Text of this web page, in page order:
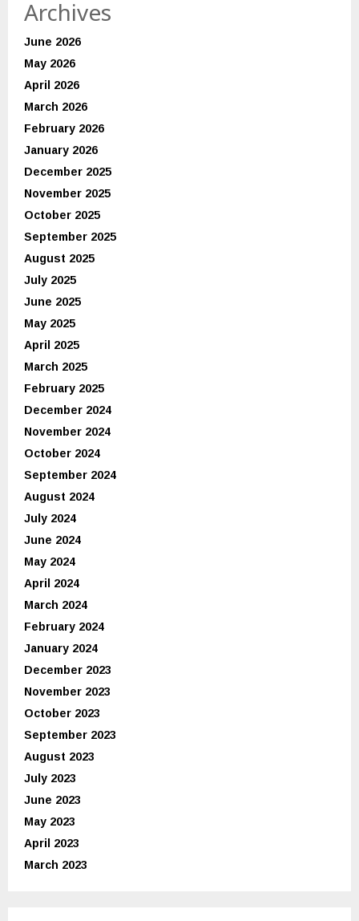
Archives
June 2026
May 2026
April 2026
March 2026
February 2026
January 2026
December 2025
November 2025
October 2025
September 2025
August 2025
July 2025
June 2025
May 2025
April 2025
March 2025
February 2025
December 2024
November 2024
October 2024
September 2024
August 2024
July 2024
June 2024
May 2024
April 2024
March 2024
February 2024
January 2024
December 2023
November 2023
October 2023
September 2023
August 2023
July 2023
June 2023
May 2023
April 2023
March 2023